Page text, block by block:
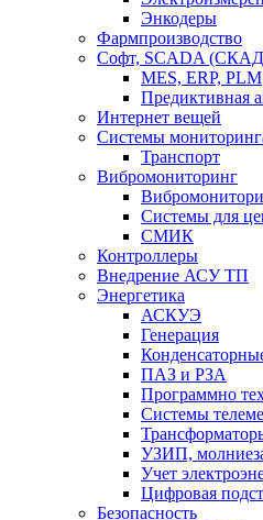
Энкодеры
Фармпроизводство
Софт, SCADA
MES, ERP, PLM
Предиктивная
Интернет вещей
Системы
Транспорт
Вибромониторинг
Системы для
СМИК
Контроллеры
Внедрение АСУ ТП
Энергетика
АСКУЭ
Генерация
ПАЗ и РЗА
Программно
Системы
УЗИП,
Учет
Цифровая
Безопасность